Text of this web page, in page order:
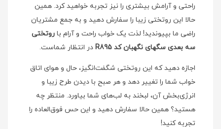
راحتی و آرامش بیشتری را نیز تجربه خواهید کرد. همین
حالا این روتختی زیبا را سفارش دهید و به جمع مشتریان
راضی ما بپیوندید! لذت یک خواب راحت و آرام با روتختی
سه بعدی سگهای نگهبان کد R895
در انتظار شماست.
اجازه دهید که این روتختی شگفت‌انگیز، حال و هوای اتاق
خواب شما را تغییر دهد و هر صبح با دیدن طرح زیبا و
انرژی‌بخش آن، لبخند به لب‌های شما بیاورد. منتظر چه
هستید؟ همین حالا سفارش دهید و این حس فوق‌العاده را
تجربه کنید!